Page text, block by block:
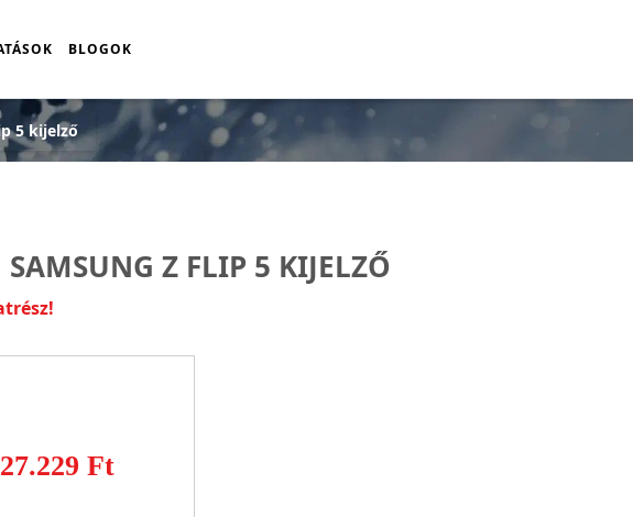
BLOGOK
5 kijelző
SAMSUNG Z FLIP 5 KIJELZŐ
Ft